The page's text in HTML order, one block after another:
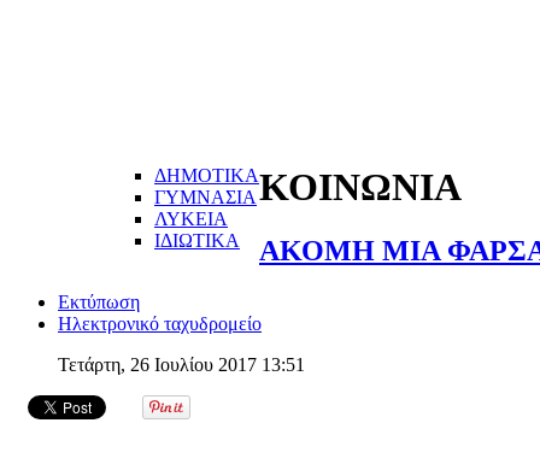
ΔΗΜΟΤΙΚΑ
ΓΥΜΝΑΣΙΑ
ΛΥΚΕΙΑ
ΙΔΙΩΤΙΚΑ
ΚΟΙΝΩΝΙΑ
ΑΚΟΜΗ ΜΙΑ
Εκτύπωση
Ηλεκτρονικό ταχυδρομείο
Τετάρτη, 26 Ιουλίου 2017 13:51